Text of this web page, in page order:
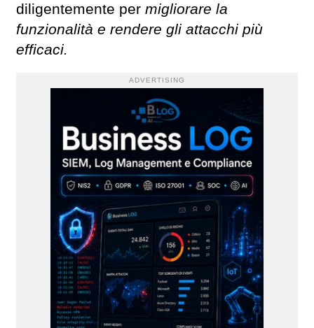
diligentemente per migliorare la
funzionalità e rendere gli attacchi più
efficaci.
ADVERTISING